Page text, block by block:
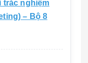
trắc nghiệm
– Bộ 8